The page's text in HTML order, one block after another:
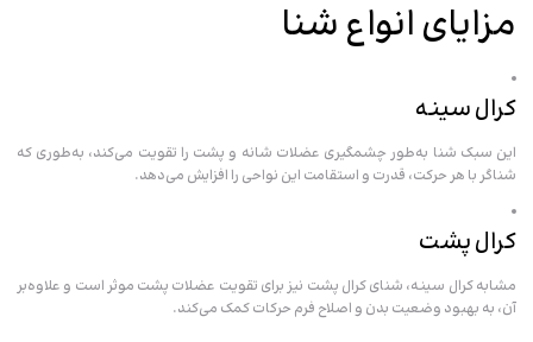
مزایای انواع شنا
کرال سینه
این سبک شنا به‌طور چشمگیری عضلات شانه و پشت را تقویت می‌کند، به‌طوری‌ که
شناگر با هر حرکت، قدرت و استقامت این نواحی را افزایش می‌دهد.
کرال پشت
مشابه کرال سینه، شنای کرال پشت نیز برای تقویت عضلات پشت موثر است و علاوه‌بر
آن، به بهبود وضعیت بدن و اصلاح فرم حرکات کمک می‌کند.